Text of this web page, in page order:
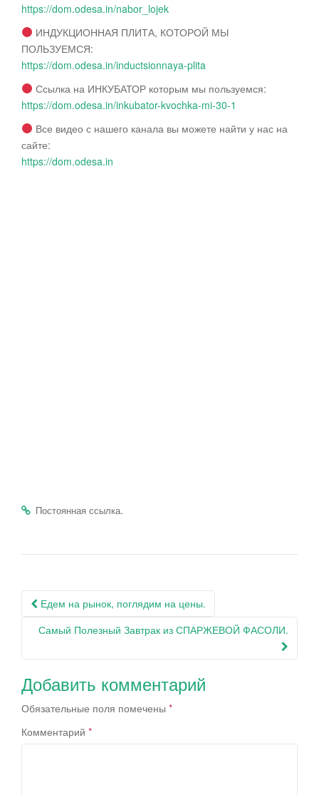
https://dom.odesa.in/nabor_lojek
ИНДУКЦИОННАЯ ПЛИТА, КОТОРОЙ МЫ
ПОЛЬЗУЕМСЯ:
https://dom.odesa.in/inductsionnaya-plita
Ссылка на ИНКУБАТОР которым мы пользуемся:
https://dom.odesa.in/inkubator-kvochka-mi-30-1
Все видео с нашего канала вы можете найти у нас на
сайте:
https://dom.odesa.in
Постоянная ссылка.
Навигация
по
записям
Едем на рынок, поглядим на цены.
Самый Полезный Завтрак из СПАРЖЕВОЙ ФАСОЛИ.
Добавить комментарий
Обязательные поля помечены *
Комментарий *